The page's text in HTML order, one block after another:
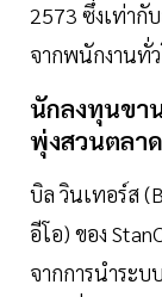
2573 ซึ่งเท่ากั
จากพนักงานทั่
นักลงทุนขา
พุ่งสวนตลา
บิล วินเทอร์ส
อีโอ) ของ
จากการนำระ